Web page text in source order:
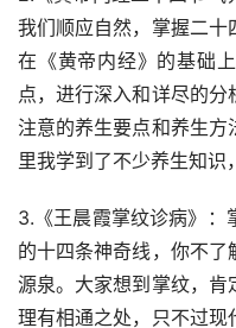
我们顺应自然，掌握二十
在《黄帝内经》的基础
点，进行深入和详尽的
注意的养生要点和养生
里我学到了不少养生知识
3.《王晨霞掌纹诊病》：
的十四条神奇线，你不
源泉。大家想到掌纹，
理有相通之处，只不过